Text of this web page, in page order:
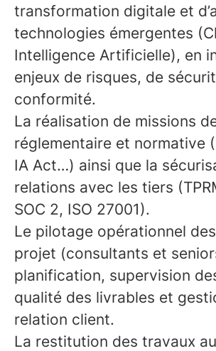
transformation digitale et
technologies émergentes
Intelligence Artificielle), en
enjeux de risques, de
conformité.
La réalisation de missions
réglementaire et normative
IA Act…) ainsi que la
relations avec les tiers
SOC 2, ISO 27001).
Le pilotage opérationnel
projet (consultants et
planification, supervision
qualité des livrables et
relation client.
La restitution des travaux